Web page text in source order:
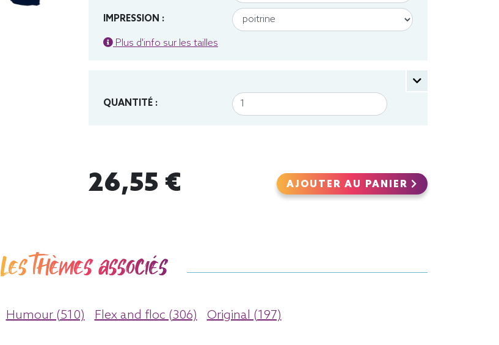
IMPRESSION :
Plus d'info sur les tailles
QUANTITÉ :
26,55 € AJOUTER AU PANIER
Les thèmes associés
Humour (510) Flex and floc (306) Original (197)